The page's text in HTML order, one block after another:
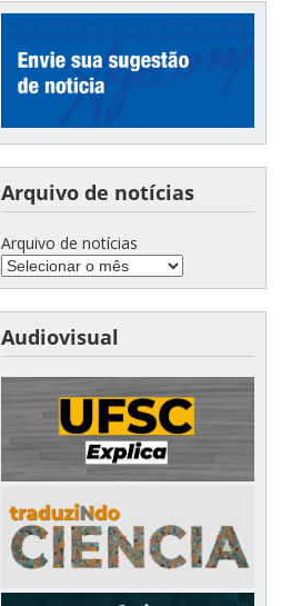
Arquivo de notícias
Arquivo de notícias
Audiovisual